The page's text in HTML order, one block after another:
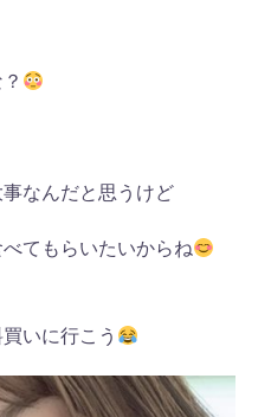
なんだと思うけど
てもらいたいからね
いに行こう